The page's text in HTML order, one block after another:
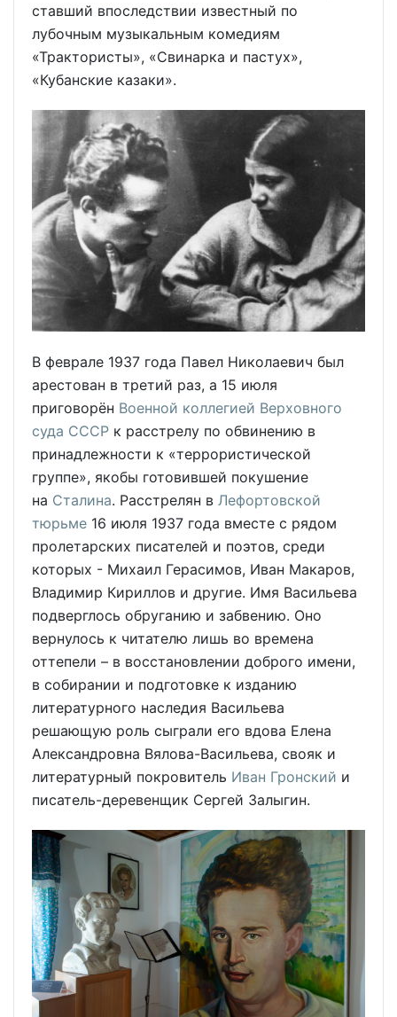
ставший впоследствии известный по
лубочным музыкальным комедиям
«Трактористы», «Свинарка и пастух»,
«Кубанские казаки».
В феврале 1937 года Павел Николаевич был
арестован в третий раз, а 15 июля
приговорён Военной коллегией Верховного
суда СССР к расстрелу по обвинению в
принадлежности к «террористической
группе», якобы готовившей покушение
на Сталина. Расстрелян в Лефортовской
тюрьме 16 июля 1937 года вместе с рядом
пролетарских писателей и поэтов, среди
которых - Михаил Герасимов, Иван Макаров,
Владимир Кириллов и другие. Имя Васильева
подверглось обруганию и забвению. Оно
вернулось к читателю лишь во времена
оттепели – в восстановлении доброго имени,
в собирании и подготовке к изданию
литературного наследия Васильева
решающую роль сыграли его вдова Елена
Александровна Вялова-Васильева, свояк и
литературный покровитель Иван Гронский и
писатель-деревенщик Сергей Залыгин.